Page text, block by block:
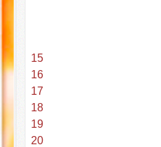
15
16
17
18
19
20